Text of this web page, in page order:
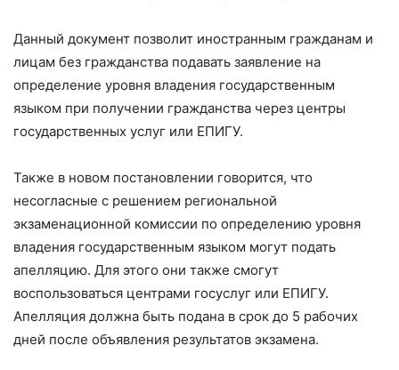
Данный документ позволит иностранным гражданам и
лицам без гражданства подавать заявление на
определение уровня владения государственным
языком при получении гражданства через центры
государственных услуг или ЕПИГУ.
Также в новом постановлении говорится, что
несогласные с решением региональной
экзаменационной комиссии по определению уровня
владения государственным языком могут подать
апелляцию. Для этого они также смогут
воспользоваться центрами госуслуг или ЕПИГУ.
Апелляция должна быть подана в срок до 5 рабочих
дней после объявления результатов экзамена.